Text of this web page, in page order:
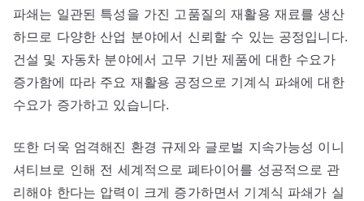
파쇄는 일관된 특성을 가진 고품질의 재활용 재료를 생산
하므로 다양한 산업 분야에서 신뢰할 수 있는 공정입니다.
건설 및 자동차 분야에서 고무 기반 제품에 대한 수요가
증가함에 따라 주요 재활용 공정으로 기계식 파쇄에 대한
수요가 증가하고 있습니다.
또한 더욱 엄격해진 환경 규제와 글로벌 지속가능성 이니
셔티브로 인해 전 세계적으로 폐타이어를 성공적으로 관
리해야 한다는 압력이 크게 증가하면서 기계식 파쇄가 실